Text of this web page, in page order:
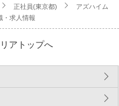
正社員(東京都)
アズハイム
・求人情報
アトップへ